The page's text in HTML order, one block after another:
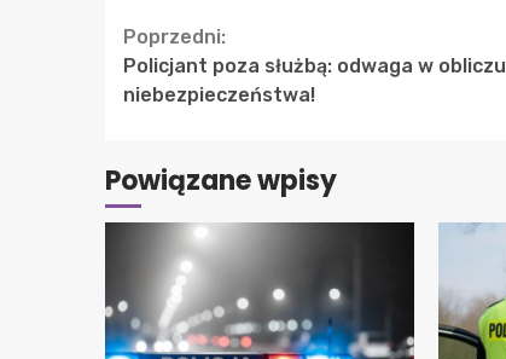
Continue
Reading
Poprzedni:
Policjant poza służbą: odwaga w obliczu
niebezpieczeństwa!
Powiązane wpisy